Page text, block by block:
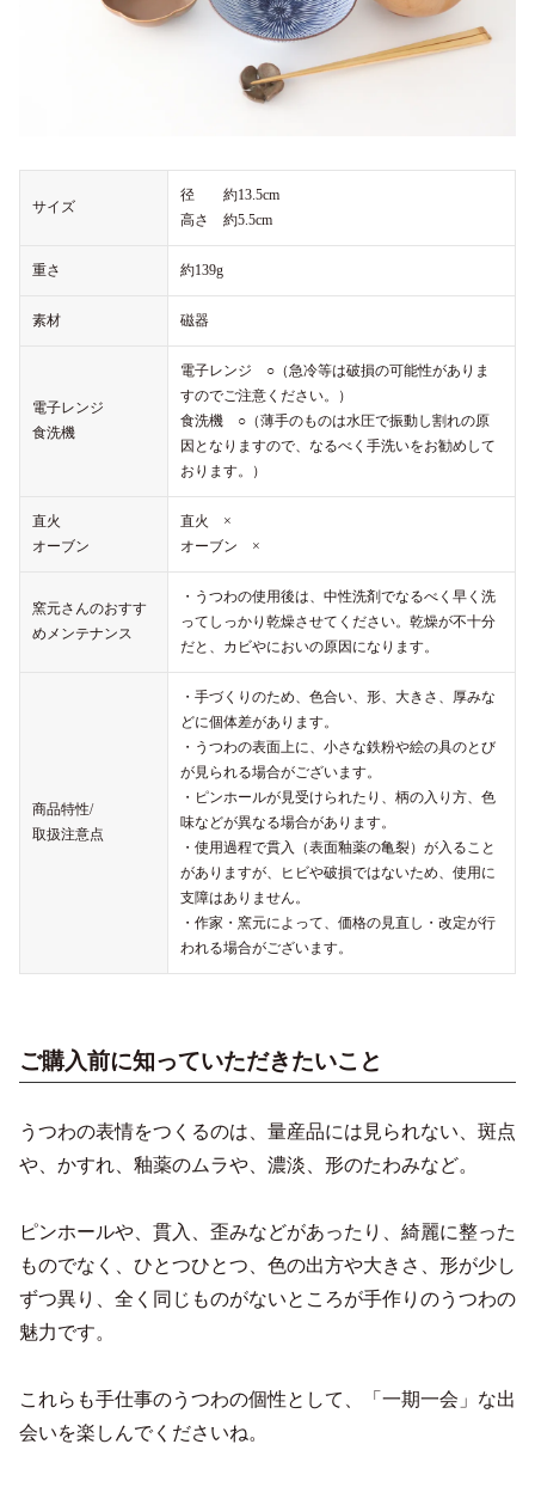
サイズ
径 約13.5cm
高さ 約5.5cm
重さ 約139g
素材 磁器
電子レンジ
食洗機
電子レンジ ○（急冷等は破損の可能性がありま
すのでご注意ください。）
食洗機 ○（薄手のものは水圧で振動し割れの原
因となりますので、なるべく手洗いをお勧めして
おります。）
直火
オーブン
直火 ×
オーブン ×
窯元さんのおすす
めメンテナンス
・うつわの使用後は、中性洗剤でなるべく早く洗
ってしっかり乾燥させてください。乾燥が不十分
だと、カビやにおいの原因になります。
商品特性/
取扱注意点
・手づくりのため、色合い、形、大きさ、厚みな
どに個体差があります。
・うつわの表面上に、小さな鉄粉や絵の具のとび
が見られる場合がございます。
・ピンホールが見受けられたり、柄の入り方、色
味などが異なる場合があります。
・使用過程で貫入（表面釉薬の亀裂）が入ること
がありますが、ヒビや破損ではないため、使用に
支障はありません。
・作家・窯元によって、価格の見直し・改定が行
われる場合がございます。
ご購入前に知っていただきたいこと
うつわの表情をつくるのは、量産品には見られない、斑点
や、かすれ、釉薬のムラや、濃淡、形のたわみなど。
ピンホールや、貫入、歪みなどがあったり、綺麗に整った
ものでなく、ひとつひとつ、色の出方や大きさ、形が少し
ずつ異り、全く同じものがないところが手作りのうつわの
魅力です。
これらも手仕事のうつわの個性として、「一期一会」な出
会いを楽しんでくださいね。